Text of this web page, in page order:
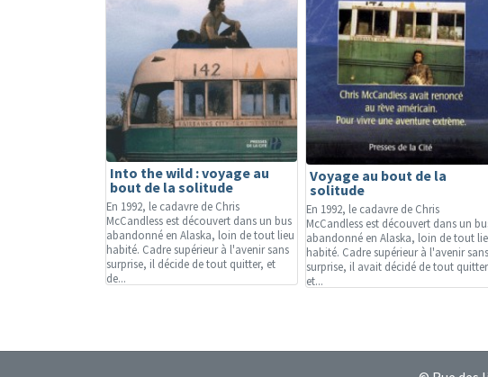
Into the wild : voyage au
bout de la solitude
En 1992, le cadavre de Chris
McCandless est découvert dans un bus
abandonné en Alaska, loin de tout lieu
habité. Cadre supérieur à l'avenir sans
surprise, il décide de tout quitter, et
de...
Voyage au bout de la
solitude
En 1992, le cadavre de Chris
McCandless est découvert dans un
abandonné en Alaska, loin de tout
habité. Cadre supérieur à l'avenir sans
surprise, il avait décidé de tout quitter
et...